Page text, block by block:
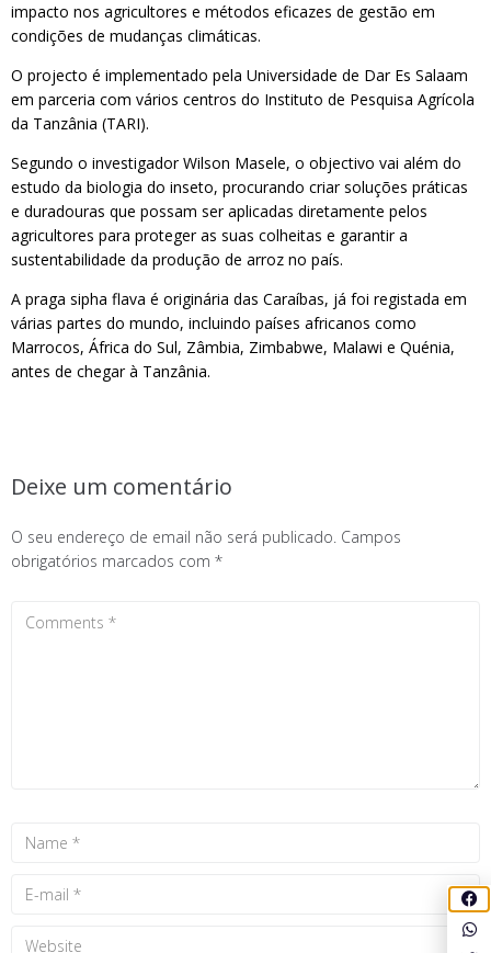
impacto nos agricultores e métodos eficazes de gestão em
condições de mudanças climáticas.
O projecto é implementado pela Universidade de Dar Es Salaam
em parceria com vários centros do Instituto de Pesquisa Agrícola
da Tanzânia (TARI).
Segundo o investigador Wilson Masele, o objectivo vai além do
estudo da biologia do inseto, procurando criar soluções práticas
e duradouras que possam ser aplicadas diretamente pelos
agricultores para proteger as suas colheitas e garantir a
sustentabilidade da produção de arroz no país.
A praga sipha flava é originária das Caraíbas, já foi registada em
várias partes do mundo, incluindo países africanos como
Marrocos, África do Sul, Zâmbia, Zimbabwe, Malawi e Quénia,
antes de chegar à Tanzânia.
Deixe um comentário
O seu endereço de email não será publicado. Campos
obrigatórios marcados com *